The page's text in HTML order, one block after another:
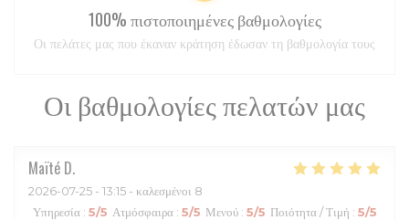
Οι βαθμολογίες πελατών μας
Maïté D
2026-07-25 - 13:15 - καλεσμένοι 8
Υπηρεσία : 5/5 Ατμόσφαιρα : 5/5 Μενού : 5/5 Ποιότητα / Τιμή : 5/5
100% πιστοποιημένες βαθμολογίες
Οι πελάτες μας που έκαναν κράτηση έδωσαν τη βαθμολογία τους